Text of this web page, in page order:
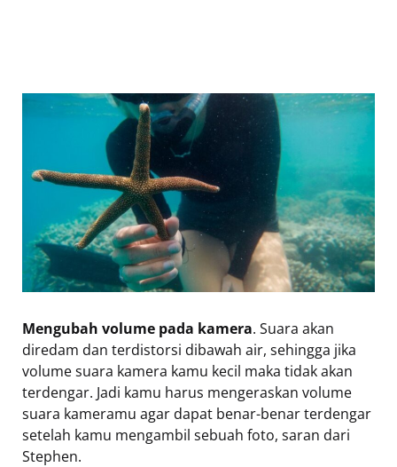
Mengubah volume pada kamera. Suara akan
diredam dan terdistorsi dibawah air, sehingga jika
volume suara kamera kamu kecil maka tidak akan
terdengar. Jadi kamu harus mengeraskan volume
suara kameramu agar dapat benar-benar terdengar
setelah kamu mengambil sebuah foto, saran dari
Stephen.